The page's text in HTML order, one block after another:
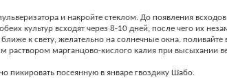
и накройте стеклом. До появления
культур всходят через 8-10 дней, после чего их
к свету, желательно на солнечные окна. поливайте
раствором марганцово-кислого калия при высыхании
пикировать посеянную в январе гвоздику Шабо.